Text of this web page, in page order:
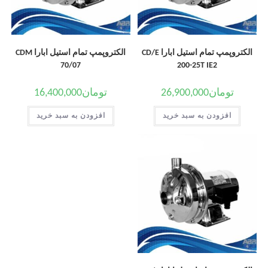
الکتروپمپ تمام استیل ابارا CD/E
200-25T IE2
تومان26,900,000
افزودن به سبد خرید
الکتروپمپ تمام استیل ابارا CDM
70/07
تومان16,400,000
افزودن به سبد خرید